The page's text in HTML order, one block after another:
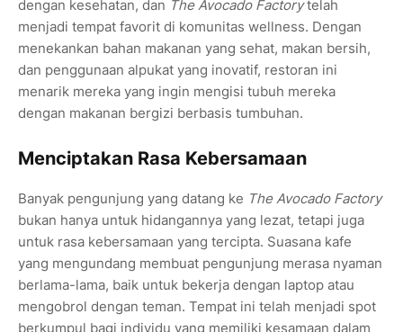
dengan kesehatan, dan The Avocado Factorytelah
menjadi tempat favorit di komunitas wellness. Dengan
menekankan bahan makanan yang sehat, makan bersih,
dan penggunaan alpukat yang inovatif, restoran ini
menarik mereka yang ingin mengisi tubuh mereka
dengan makanan bergizi berbasis tumbuhan.
Menciptakan Rasa Kebersamaan
Banyak pengunjung yang datang ke The Avocado Factory
bukan hanya untuk hidangannya yang lezat, tetapi juga
untuk rasa kebersamaan yang tercipta. Suasana kafe
yang mengundang membuat pengunjung merasa nyaman
berlama-lama, baik untuk bekerja dengan laptop atau
mengobrol dengan teman. Tempat ini telah menjadi spot
berkumpul bagi individu yang memiliki kesamaan dalam